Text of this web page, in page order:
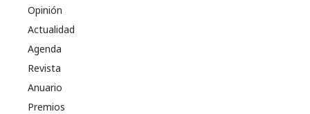
Opinión
Actualidad
Agenda
Revista
Anuario
Premios